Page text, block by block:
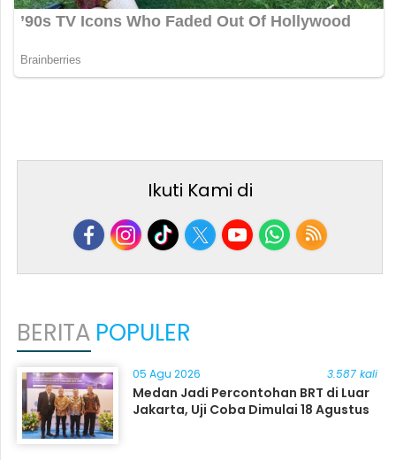
Ikuti Kami di
BERITA POPULER
05 Agu 2026 3.587 kali
Medan Jadi Percontohan BRT di Luar
Jakarta, Uji Coba Dimulai 18 Agustus